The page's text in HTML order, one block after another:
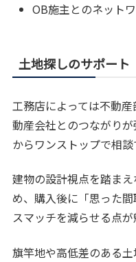
OB施主とのネット
土地探しのサポート
工務店によっては不動
動産会社とのつながり
からワンストップで相談
建物の設計視点を踏ま
め、購入後に「思った
スマッチを減らせる点が
旗竿地や高低差のある